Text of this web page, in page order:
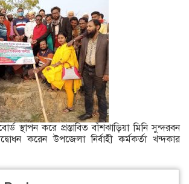
স্থাপন করে প্রস্তাবিত বাঁশঝাড়িয়া মিনি সুন্দরবন
করেন উপজেলা নির্বাহী কর্মকর্তা খন্দকার